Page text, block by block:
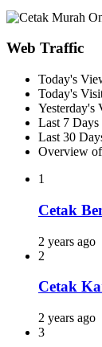
Web Traffic
Today's
Today's
Yesterday's
Last 7 Days
Last 30
Overview
1
Cetak
2 years ago
2
Cetak
2 years ago
3